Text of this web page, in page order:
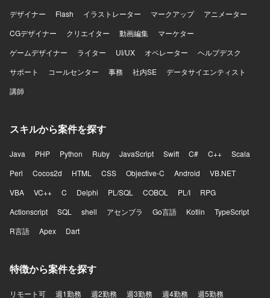
デザイナー
Flash イラストレーター マークアップ
アニメーター
CGデザイナー
クリエイター 動画編集
マーケター
ゲームデザイナー
ライター UI/UX オペレーター
ヘルプデスク
サポート
コールセンター 事務 社内SE
データサイエンティスト
講師
スキルから案件を探す
Java PHP Python Ruby JavaScript Swift C# C++
Scala
Perl
Cocos2d HTML CSS Objective-C Android
VB.NET
VBA
VC++ C Delphi PL/SQL COBOL PL/I
RPG
Actionscript
SQL shell アセンブラ Go言語 Kotlin
TypeScript
R言語
Apex Dart
特徴から案件を探す
リモート可 週1勤務 週2勤務 週3勤務 週4勤務 週5勤務